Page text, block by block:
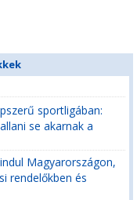
sportligában:
se akarnak a
Magyarországon,
rendelőkben és